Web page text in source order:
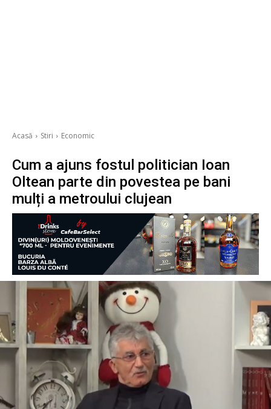
Acasă Stiri Economic
Cum a ajuns fostul politician Ioan
Oltean parte din povestea pe bani
mulți a metroului clujean